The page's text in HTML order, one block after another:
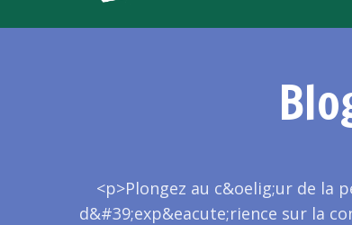
<p>Plongez au c&oelig;ur de la
d&#39;exp&eacute;rience sur la